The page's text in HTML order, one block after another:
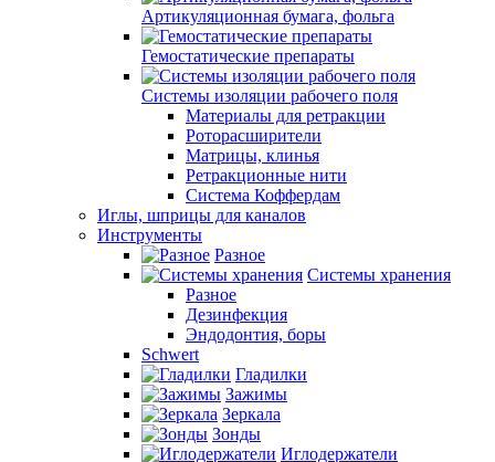
Артикуляционная бумага, фольга
Гемостатические препараты
Системы изоляции рабочего поля
Материалы для ретракции
Роторасширители
Матрицы, клинья
Ретракционные нити
Система Коффердам
Иглы, шприцы для каналов
Инструменты
Разное
Системы хранения
Разное
Дезинфекция
Эндодонтия, боры
Schwert
Гладилки
Зажимы
Зеркала
Зонды
Иглодержатели